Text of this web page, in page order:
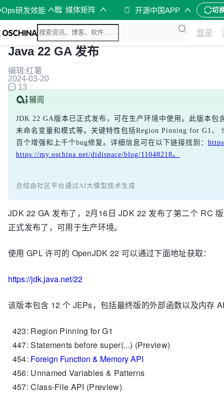
研发效能 媒体矩阵 开源中国APP 切
登录
Java 22 GA 发布
编辑:红薯
2024-03-20
13
JDK 22 GA版本已正式发布，可在生产环境中使用。此版本包
未命名变量和模式等。关键特性包括Region Pinning for G1、
百个增强和上千个bug修复。详细信息可在以下链接找到：
https://my.oschina.net/didispace/blog/11048218。
总结由社区平台通过AI大模型技术生成
JDK 22 GA 发布了，2月16日 JDK 22 发布了第二个 RC
正式发布了，可用于生产环境。
使用 GPL 许可的 OpenJDK 22 可以通过下面地址获取：
https://jdk.java.net/22
该版本包含 12 个 JEPs，包括最终版的外部函数以及内存
423: Region Pinning for G1
447: Statements before super(...) (Preview)
454: Foreign Function & Memory API
456: Unnamed Variables & Patterns
457: Class-File API (Preview)